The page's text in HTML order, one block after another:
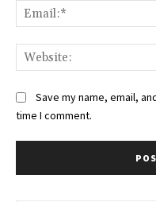
Save my name, email,
time I comment.